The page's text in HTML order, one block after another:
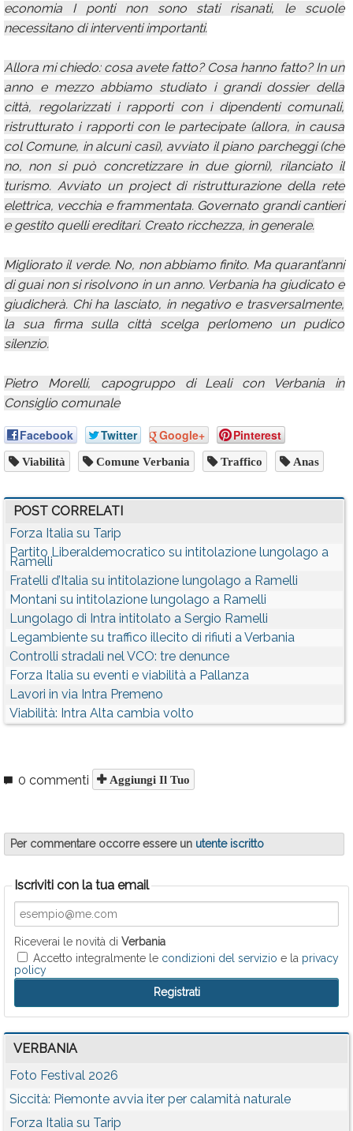
economia I ponti non sono stati risanati, le scuole
necessitano di interventi importanti.
Allora mi chiedo: cosa avete fatto? Cosa hanno fatto? In un
anno e mezzo abbiamo studiato i grandi dossier della
città, regolarizzati i rapporti con i dipendenti comunali,
ristrutturato i rapporti con le partecipate (allora, in causa
col Comune, in alcuni casi), avviato il piano parcheggi (che
no, non si può concretizzare in due giorni), rilanciato il
turismo. Avviato un project di ristrutturazione della rete
elettrica, vecchia e frammentata. Governato grandi cantieri
e gestito quelli ereditari. Creato ricchezza, in generale.
Migliorato il verde. No, non abbiamo finito. Ma quarant’anni
di guai non si risolvono in un anno. Verbania ha giudicato e
giudicherà. Chi ha lasciato, in negativo e trasversalmente,
la sua firma sulla città scelga perlomeno un pudico
silenzio.
Pietro Morelli, capogruppo di Leali con Verbania in
Consiglio comunale
Facebook Twitter Google+ Pinterest
Viabilità Comune Verbania Traffico Anas
POST CORRELATI
Forza Italia su Tarip
Partito Liberaldemocratico su intitolazione lungolago a
Ramelli
Fratelli d’Italia su intitolazione lungolago a Ramelli
Montani su intitolazione lungolago a Ramelli
Lungolago di Intra intitolato a Sergio Ramelli
Legambiente su traffico illecito di rifiuti a Verbania
Controlli stradali nel VCO: tre denunce
Forza Italia su eventi e viabilità a Pallanza
Lavori in via Intra Premeno
Viabilità: Intra Alta cambia volto
0 commenti Aggiungi Il Tuo
Per commentare occorre essere un utente iscritto
Iscriviti con la tua email
Riceverai le novità di Verbania
Accetto integralmente le condizioni del servizio e la privacy
policy
VERBANIA
Foto Festival 2026
Siccità: Piemonte avvia iter per calamità naturale
Forza Italia su Tarip